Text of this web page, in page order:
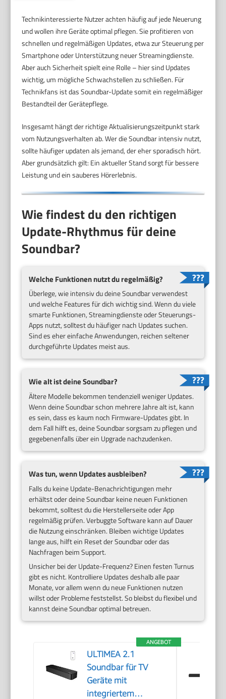
Technikinteressierte Nutzer achten häufig auf jede Neuerung
und wollen ihre Geräte optimal pflegen. Sie profitieren von
schnellen und regelmäßigen Updates, etwa zur Steuerung per
Smartphone oder Unterstützung neuer Streamingdienste.
Aber auch Sicherheit spielt eine Rolle – hier sind Updates
wichtig, um mögliche Schwachstellen zu schließen. Für
Technikfans ist das Soundbar-Update somit ein regelmäßiger
Bestandteil der Gerätepflege.
Insgesamt hängt der richtige Aktualisierungszeitpunkt stark
vom Nutzungsverhalten ab. Wer die Soundbar intensiv nutzt,
sollte häufiger updaten als jemand, der eher sporadisch hört.
Aber grundsätzlich gilt: Ein aktueller Stand sorgt für bessere
Leistung und ein sauberes Hörerlebnis.
Wie findest du den richtigen
Update-Rhythmus für deine
Soundbar?
Welche Funktionen nutzt du regelmäßig?
Überlege, wie intensiv du deine Soundbar verwendest
und welche Features für dich wichtig sind. Wenn du viele
smarte Funktionen, Streamingdienste oder Steuerungs-
Apps nutzt, solltest du häufiger nach Updates suchen.
Sind es eher einfache Anwendungen, reichen seltener
durchgeführte Updates meist aus.
Wie alt ist deine Soundbar?
Ältere Modelle bekommen tendenziell weniger Updates.
Wenn deine Soundbar schon mehrere Jahre alt ist, kann
es sein, dass es kaum noch Firmware-Updates gibt. In
dem Fall hilft es, deine Soundbar sorgsam zu pflegen und
gegebenenfalls über ein Upgrade nachzudenken.
Was tun, wenn Updates ausbleiben?
Falls du keine Update-Benachrichtigungen mehr
erhältst oder deine Soundbar keine neuen Funktionen
bekommt, solltest du die Herstellerseite oder App
regelmäßig prüfen. Verbuggte Software kann auf Dauer
die Nutzung einschränken. Bleiben wichtige Updates
lange aus, hilft ein Reset der Soundbar oder das
Nachfragen beim Support.
Unsicher bei der Update-Frequenz? Einen festen Turnus
gibt es nicht. Kontrolliere Updates deshalb alle paar
Monate, vor allem wenn du neue Funktionen nutzen
willst oder Probleme feststellst. So bleibst du flexibel und
kannst deine Soundbar optimal betreuen.
ANGEBOT
ULTIMEA 2.1
Soundbar für TV
Geräte mit
integriertem